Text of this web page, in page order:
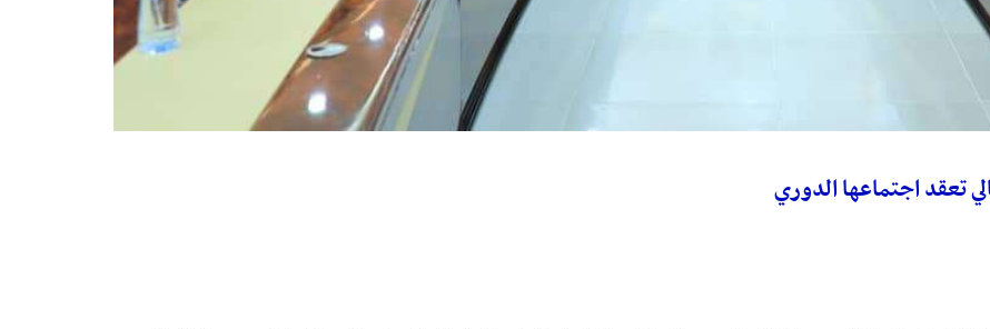
تعقد اجتماعها الدوري